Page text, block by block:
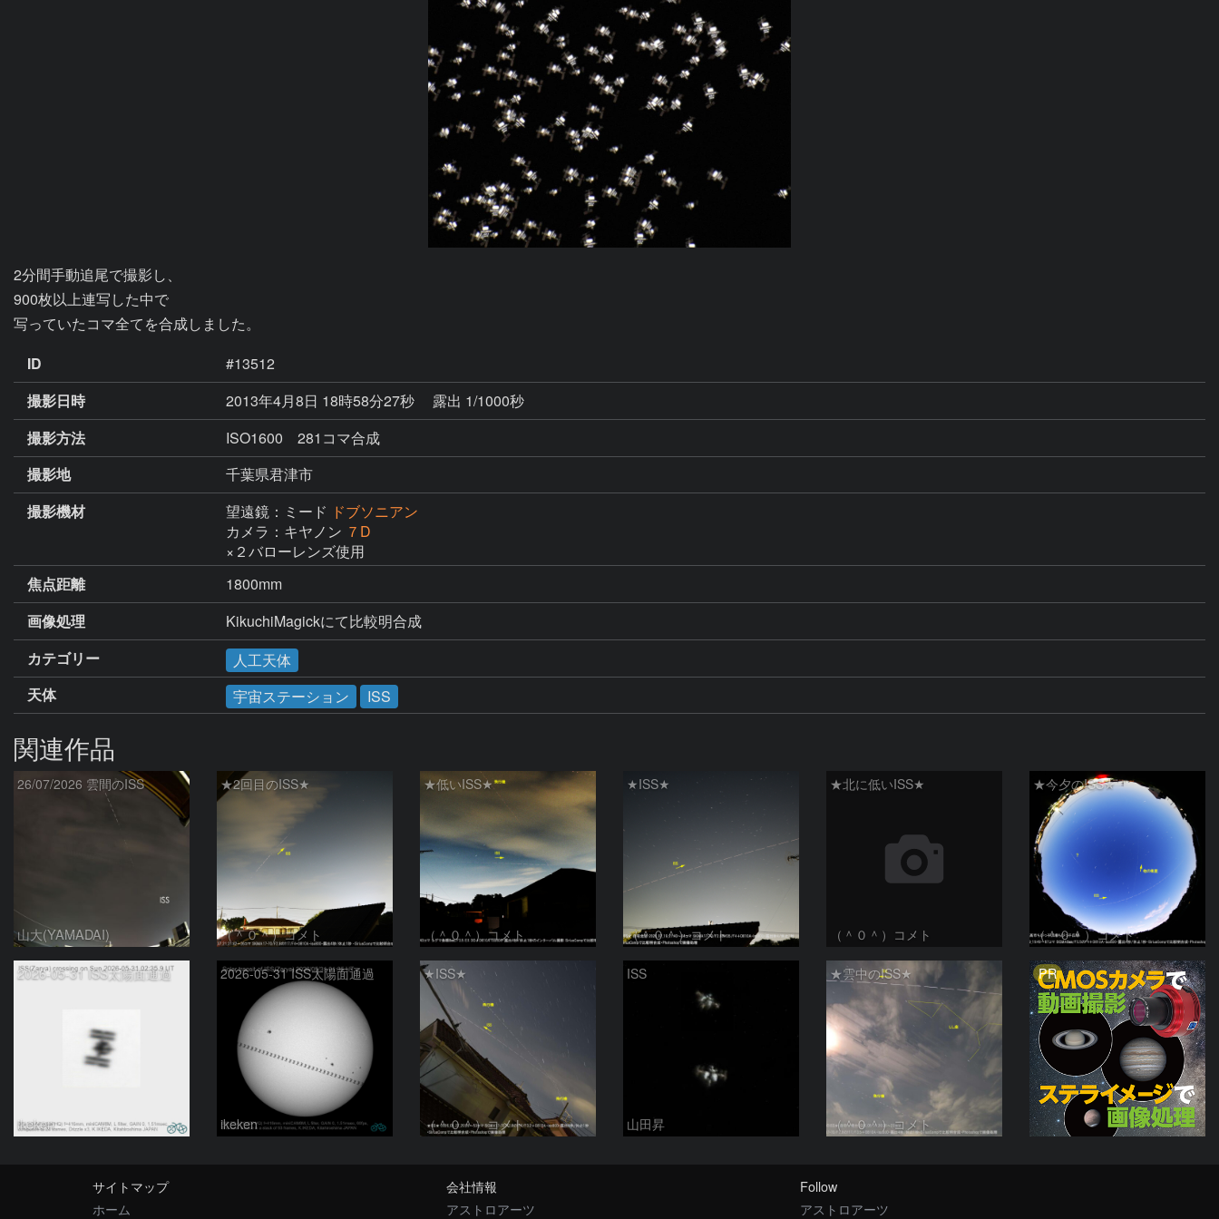
2分間手動追尾で撮影し、
900枚以上連写した中で
写っていたコマ全てを合成しました。
ID
#13512
撮影日時
2013年4月8日 18時58分27秒
露出 1/1000秒
撮影方法
ISO1600 281コマ合成
撮影地
千葉県君津市
撮影機材
望遠鏡：ミード ドブソニアン
カメラ：キヤノン ７D
×２バローレンズ使用
焦点距離
1800mm
画像処理
KikuchiMagickにて比較明合成
カテゴリー
人工天体
天体
宇宙ステーション ISS
関連作品
26/07/2026 雲間のISS
山大(YAMADAI)
★2回目のISS★
（＾０＾）コメト
★低いISS★
（＾０＾）コメト
★ISS★
（＾０＾）コメト
★北に低いISS★
（＾０＾）コメト
★今夕のISS★
（＾０＾）コメト
2026-05-31 ISS太陽面通過
ikeken
2026-05-31 ISS太陽面通過
ikeken
★ISS★
（＾０＾）コメト
ISS
山田昇
★雲中のISS★
（＾０＾）コメト
PR
サイトマップ
ホーム
会社情報
アストロアーツ
Follow
アストロアーツ